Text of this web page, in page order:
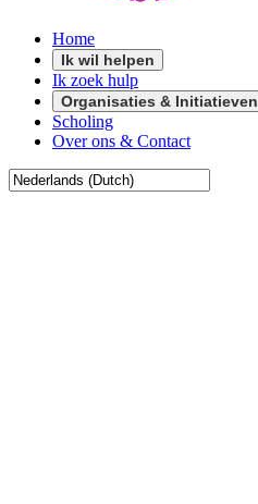
Home
Ik wil helpen
Ik zoek hulp
Organisaties & Initiatieven
Scholing
Over ons & Contact